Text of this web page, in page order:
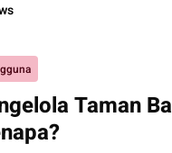
Taman